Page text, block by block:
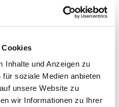
Cookies
Inhalte und Anzeigen zu
soziale Medien anbieten
unsere Website zu
wir Informationen zu Ihrer